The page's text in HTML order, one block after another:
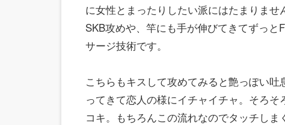
に女性とまったりしたい派にはたまりま
SKB攻めや、竿にも手が伸びてきてずっ
サージ技術です。
こちらもキスして攻めてみると艶っぽい
ってきて恋人の様にイチャイチャ。そろ
コキ。もちろんこの流れなのでタッチし